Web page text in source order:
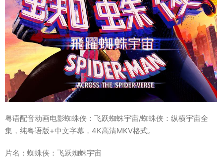
粤语配音动画电影蜘蛛侠：飞跃蜘蛛宇宙/蜘蛛侠：纵横宇宙全
集，纯粤语版+中文字幕，4K高清MKV格式。
片名：蜘蛛侠：飞跃蜘蛛宇宙